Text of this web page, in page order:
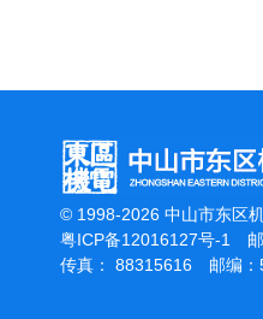
© 1998-2026 中山市东区
粤ICP备12016127号-1
邮
传真： 88315616 邮编：